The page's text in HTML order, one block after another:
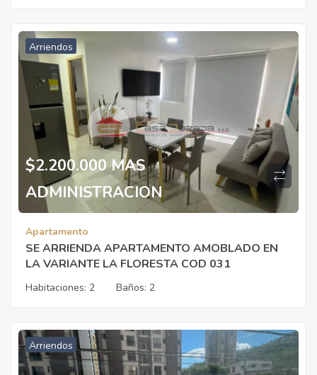
Arriendos
$2.200.000 MAS
ADMINISTRACION
Apartamento
SE ARRIENDA APARTAMENTO AMOBLADO EN
LA VARIANTE LA FLORESTA COD 031
Habitaciones: 2 Baños: 2
Arriendos